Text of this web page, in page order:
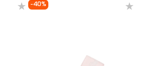
-40%